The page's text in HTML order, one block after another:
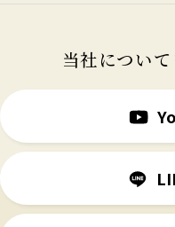
当社につい